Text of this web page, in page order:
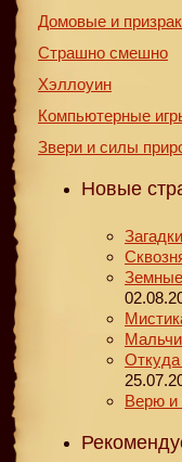
Домовые и
Страшно смешно
Хэллоуин
Компьютерные
Звери и силы
Новые
Откуда
Верю и